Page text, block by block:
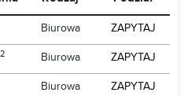
Biurowa
ZAPYTAJ
2 Biurowa
ZAPYTAJ
Biurowa ZAPYTAJ